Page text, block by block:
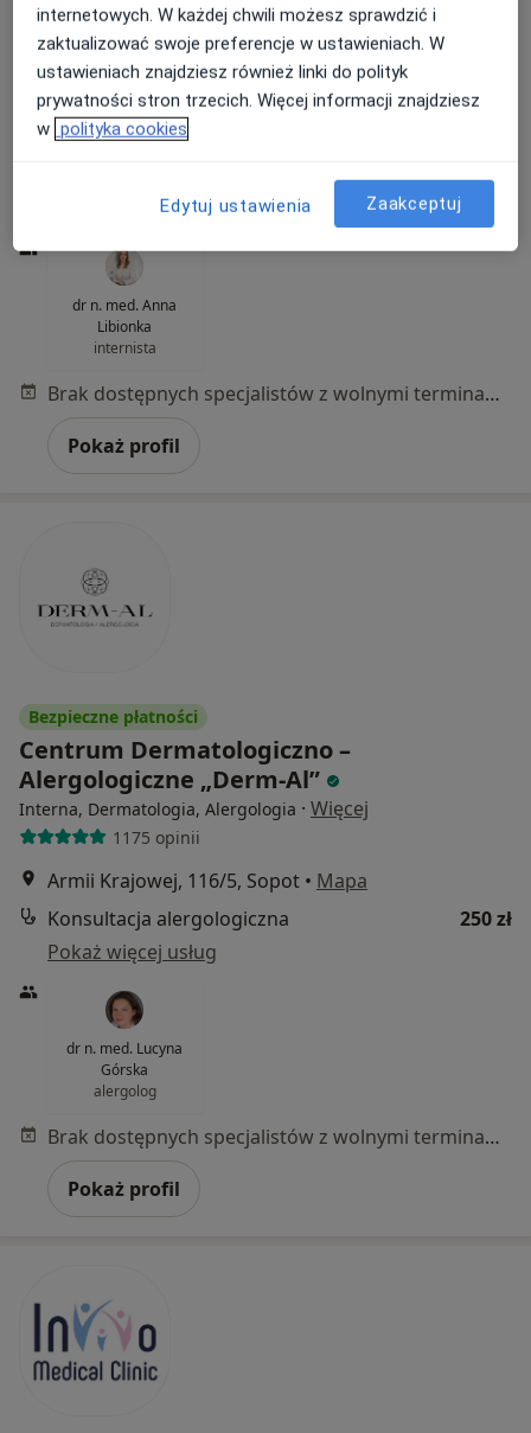
Bezpieczne płatności
Klinika Trójmiasto
Interna, Neurochirurgia, Neurologia ·Więcej
808 opinii
Konsultacja internistyczna
dr n. med. Anna
Libionka
internista
Brak dostępnych specjalistów z wolnymi terminami w tym centrum medycznym.
Pokaż profil
Bezpieczne płatności
Centrum Dermatologiczno –
Alergologiczne „Derm-Al”
Interna, Dermatologia, Alergologia · Więcej
1175 opinii
Armii Krajowej, 116/5, Sopot • Mapa
Konsultacja alergologiczna
250 zł
Pokaż więcej usług
dr n. med. Lucyna
Górska
alergolog
Brak dostępnych specjalistów z wolnymi terminami w tym centrum medycznym.
Pokaż profil
internetowych. W każdej chwili możesz sprawdzić i
zaktualizować swoje preferencje w ustawieniach. W
ustawieniach znajdziesz również linki do polityk
prywatności stron trzecich. Więcej informacji znajdziesz
w polityka cookies
Edytuj ustawienia Zaakceptuj